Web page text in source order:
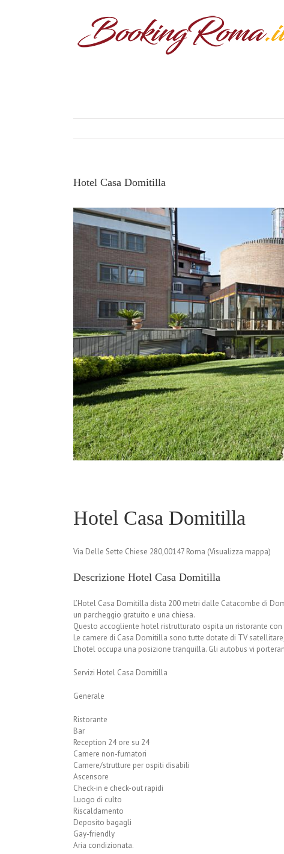
Hotel Casa Domitilla
View
Larger
Image
Hotel Casa Domitilla
Via Delle Sette Chiese 280,00147 Roma (Visualizza mappa)
Descrizione Hotel Casa Domitilla
L’Hotel Casa Domitilla dista 200 metri dalle Catacombe di
un parcheggio gratuito e una chiesa.
Questo accogliente hotel ristrutturato ospita un ristorante
Le camere di Casa Domitilla sono tutte dotate di TV
L’hotel occupa una posizione tranquilla. Gli autobus vi
Servizi Hotel Casa Domitilla
Generale
Ristorante
Bar
Reception 24 ore su 24
Camere non-fumatori
Camere/strutture per ospiti disabili
Ascensore
Check-in e check-out rapidi
Luogo di culto
Riscaldamento
Deposito bagagli
Gay-friendly
Aria condizionata.